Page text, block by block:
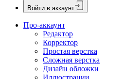
Войти в аккаунт
Про-аккаунт
Редактор
Корректор
Простая верстка
Сложная верстка
Дизайн обложки
Иллюстрации